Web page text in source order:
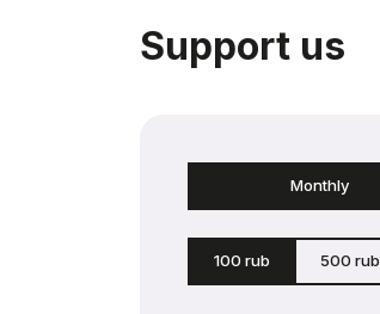
Support us
Monthly
100 rub 500 rub